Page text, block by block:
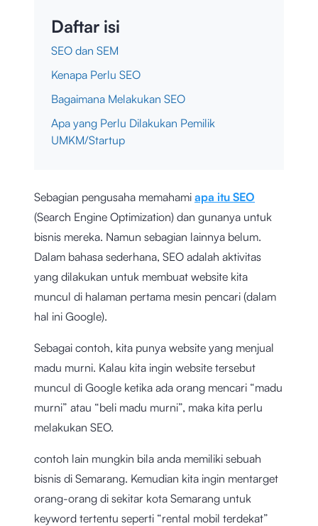
Daftar isi
SEO dan SEM
Kenapa Perlu SEO
Bagaimana Melakukan SEO
Apa yang Perlu Dilakukan Pemilik
UMKM/Startup
Sebagian pengusaha memahami apa itu SEO
(Search Engine Optimization) dan gunanya untuk
bisnis mereka. Namun sebagian lainnya belum.
Dalam bahasa sederhana, SEO adalah aktivitas
yang dilakukan untuk membuat website kita
muncul di halaman pertama mesin pencari (dalam
hal ini Google).
Sebagai contoh, kita punya website yang menjual
madu murni. Kalau kita ingin website tersebut
muncul di Google ketika ada orang mencari “madu
murni” atau “beli madu murni”, maka kita perlu
melakukan SEO.
contoh lain mungkin bila anda memiliki sebuah
bisnis di Semarang. Kemudian kita ingin mentarget
orang-orang di sekitar kota Semarang untuk
keyword tertentu seperti “rental mobil terdekat”